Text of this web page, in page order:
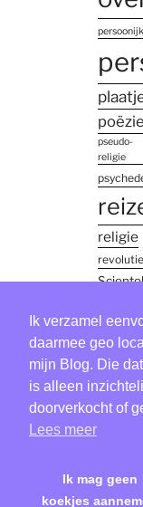
persoonijk
poëzie
pseudo-
religie
religie
revolutie
Tool
Ik verzamel
daarmee geo
mijn Blog. Die
is alleen
doorverkocht of
Lees meer
Ik mag geen
koekjes